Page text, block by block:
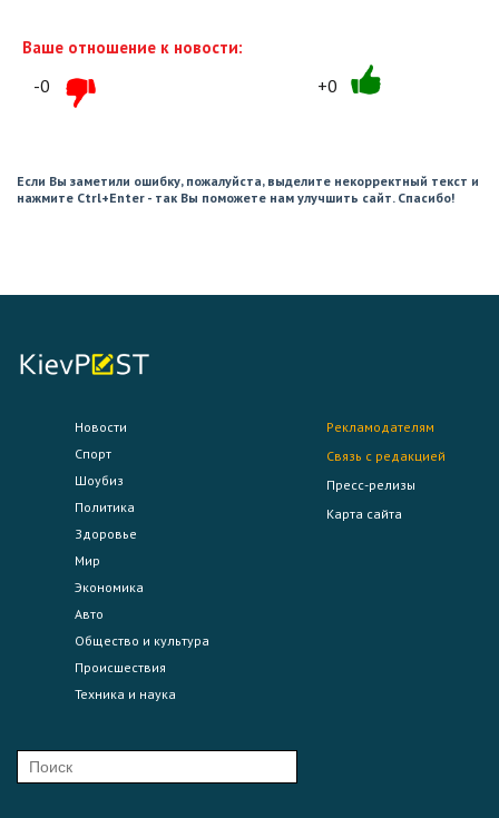
Ваше отношение к новости:
-0 +0
Если Вы заметили ошибку, пожалуйста, выделите некорректный текст и
нажмите Ctrl+Enter - так Вы поможете нам улучшить сайт. Спасибо!
Новости
Спорт
Шоубиз
Политика
Здоровье
Мир
Экономика
Авто
Общество и культура
Происшествия
Техника и наука
Рекламодателям
Связь с редакцией
Пресс-релизы
Карта сайта